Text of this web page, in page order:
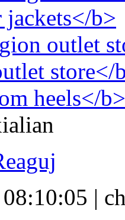
b>
outlet
store</
heels</b>
|